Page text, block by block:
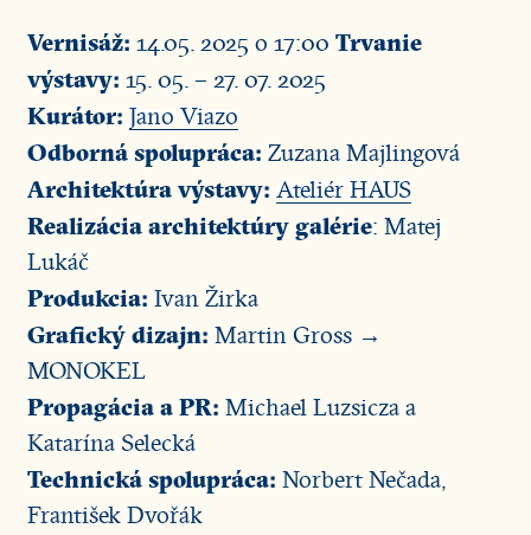
Vernisáž: 14.05. 2025 o 17:00 Trvanie
výstavy: 15. 05. – 27. 07. 2025
Kurátor: Jano Viazo
Odborná spolupráca: Zuzana Majlingová
Architektúra výstavy: Ateliér HAUS
Realizácia architektúry galérie: Matej
Lukáč
Produkcia: Ivan Žirka
Grafický dizajn: Martin Gross →
MONOKEL
Propagácia a PR: Michael Luzsicza a
Katarína Selecká
Technická spolupráca: Norbert Nečada,
František Dvořák